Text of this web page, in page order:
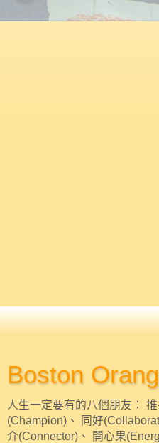
Boston
人生一定要有的八個朋友：
(Champion)、 同好
介(Connector)、 開心果